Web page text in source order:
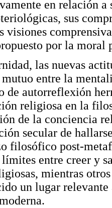
en relación a
sus
visiones
por la moral
las nuevas
entre la
de autorreflexión
religiosa en la
de la conciencia
secular de
filosófico post-
entre creer y
mientras
un lugar